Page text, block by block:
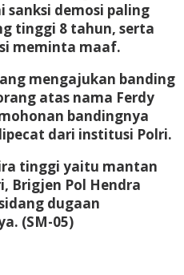
sanksi demosi paling
tinggi 8 tahun, serta
meminta maaf.
mengajukan banding
atas nama Ferdy
bandingnya
dari institusi Polri.
tinggi yaitu mantan
Brigjen Pol Hendra
dugaan
(SM-05)